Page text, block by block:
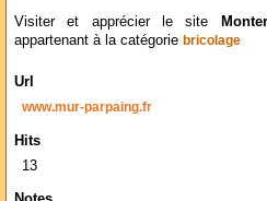
Visiter et apprécier le site
appartenant à la catégorie bricolage
Url
www.mur-parpaing.fr
Hits
13